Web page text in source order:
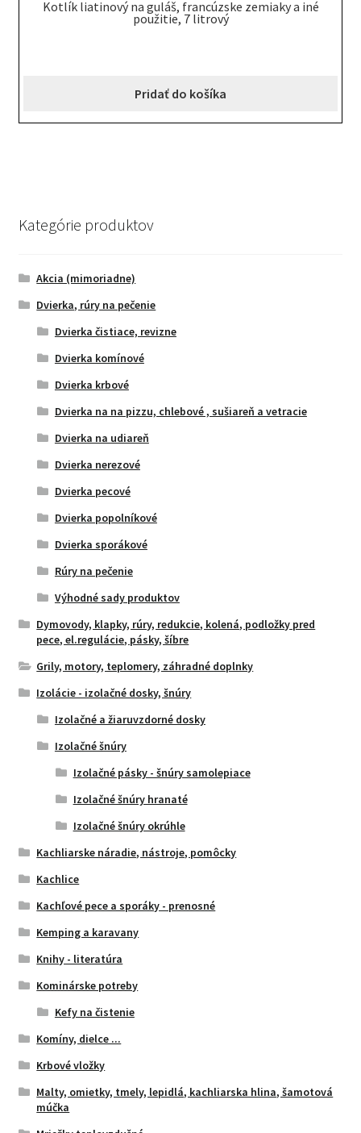
Kotlík liatinový na guláš, francúzske zemiaky a iné
použitie, 7 litrový
Pridať do košíka
Kategórie produktov
Akcia (mimoriadne)
Dvierka, rúry na pečenie
Dvierka čistiace, revizne
Dvierka komínové
Dvierka krbové
Dvierka na na pizzu, chlebové , sušiareň a vetracie
Dvierka na udiareň
Dvierka nerezové
Dvierka pecové
Dvierka popolníkové
Dvierka sporákové
Rúry na pečenie
Výhodné sady produktov
Dymovody, klapky, rúry, redukcie, kolená, podložky pred
pece, el.regulácie, pásky, šíbre
Grily, motory, teplomery, záhradné doplnky
Izolácie - izolačné dosky, šnúry
Izolačné a žiaruvzdorné dosky
Izolačné šnúry
Izolačné pásky - šnúry samolepiace
Izolačné šnúry hranaté
Izolačné šnúry okrúhle
Kachliarske náradie, nástroje, pomôcky
Kachlice
Kachľové pece a sporáky - prenosné
Kemping a karavany
Knihy - literatúra
Kominárske potreby
Kefy na čistenie
Komíny, dielce ...
Krbové vložky
Malty, omietky, tmely, lepidlá, kachliarska hlina, šamotová
múčka